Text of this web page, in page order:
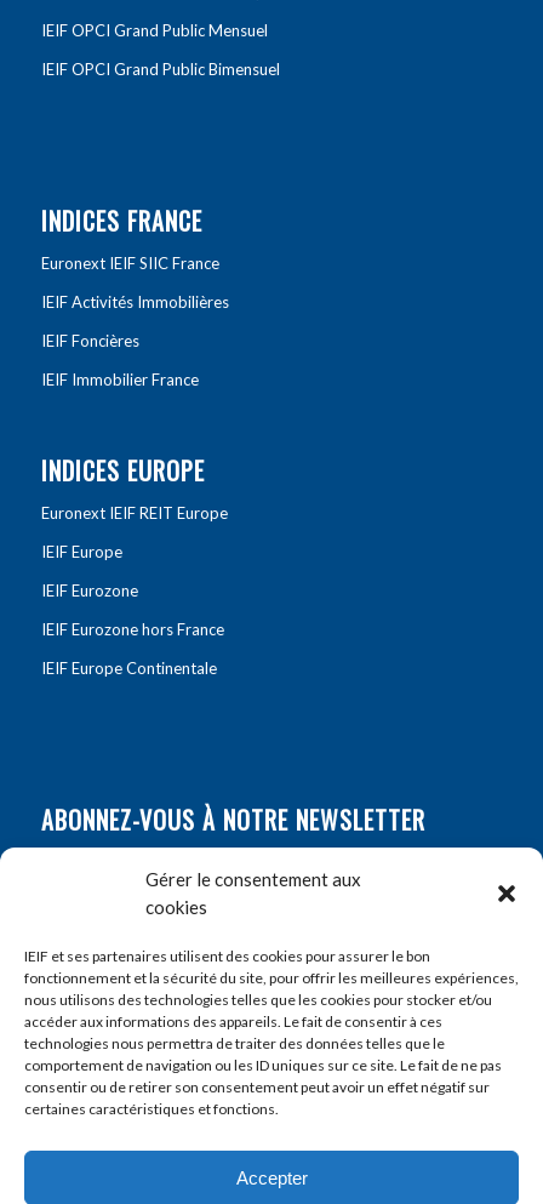
Gérer le consentement aux
cookies
IEIF et ses partenaires utilisent des cookies pour assurer le bon
fonctionnement et la sécurité du site, pour offrir les meilleures expériences,
nous utilisons des technologies telles que les cookies pour stocker et/ou
accéder aux informations des appareils. Le fait de consentir à ces
technologies nous permettra de traiter des données telles que le
comportement de navigation ou les ID uniques sur ce site. Le fait de ne pas
consentir ou de retirer son consentement peut avoir un effet négatif sur
certaines caractéristiques et fonctions.
Accepter
IEIF OPCI Grand Public Mensuel
IEIF OPCI Grand Public Bimensuel
INDICES FRANCE
Euronext IEIF SIIC France
IEIF Activités Immobilières
IEIF Foncières
IEIF Immobilier France
INDICES EUROPE
Euronext IEIF REIT Europe
IEIF Europe
IEIF Eurozone
IEIF Eurozone hors France
IEIF Europe Continentale
ABONNEZ-VOUS À NOTRE NEWSLETTER
Prénom*
E-mail*